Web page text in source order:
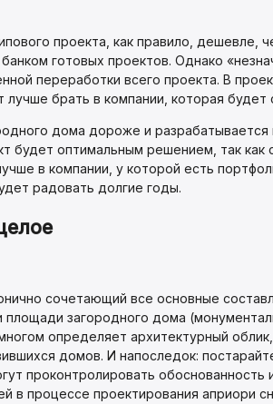
проекта, как правило,
готовых проектов. Однако
переработки всего проекта. В
брать в компании, которая будет
дома дороже и
будет оптимальным решением, так как
в компании, у которой есть
радовать долгие годы.
сочетающий все основные
площади загородного дома
определяет архитектурный
домов. И напоследок:
проконтролировать
в процессе проектирования априори